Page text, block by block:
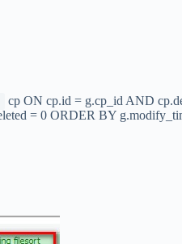
cp ON cp.id = g.cp_id AND
= 0 ORDER BY